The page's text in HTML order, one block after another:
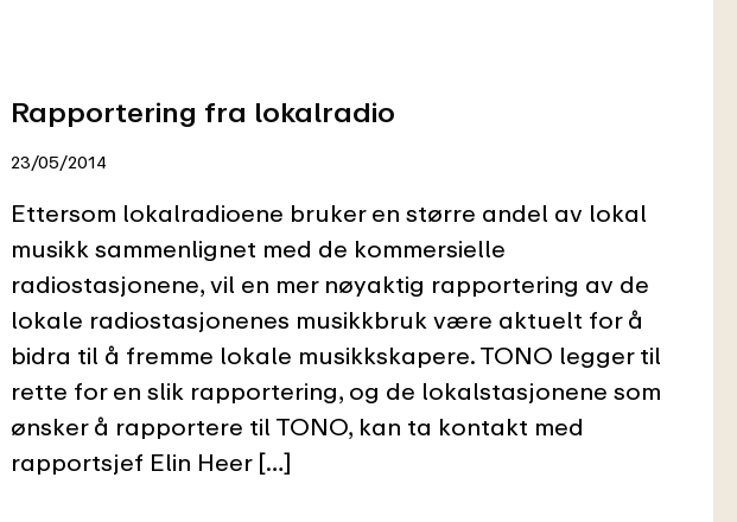
Rapportering fra lokalradio
23/05/2014
Ettersom lokalradioene bruker en større andel av lokal
musikk sammenlignet med de kommersielle
radiostasjonene, vil en mer nøyaktig rapportering av de
lokale radiostasjonenes musikkbruk være aktuelt for å
bidra til å fremme lokale musikkskapere. TONO legger til
rette for en slik rapportering, og de lokalstasjonene som
ønsker å rapportere til TONO, kan ta kontakt med
rapportsjef Elin Heer […]